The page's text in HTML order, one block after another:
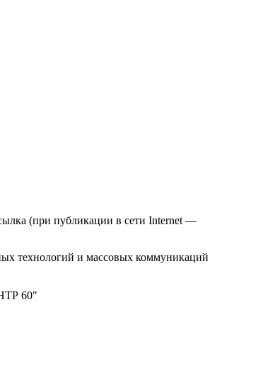
(при публикации в сети Internet —
технологий и массовых коммуникаций
60"